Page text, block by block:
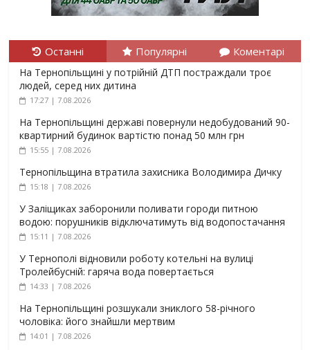
Останні Популярні Коментарі
На Тернопільщині у потрійній ДТП постраждали троє
людей, серед них дитина
17:27 | 7.08.2026
На Тернопільщині державі повернули недобудований 90-
квартирний будинок вартістю понад 50 млн грн
15:55 | 7.08.2026
Тернопільщина втратила захисника Володимира Дичку
15:18 | 7.08.2026
У Заліщиках заборонили поливати городи питною
водою: порушників відключатимуть від водопостачання
15:11 | 7.08.2026
У Тернополі відновили роботу котельні на вулиці
Тролейбусній: гаряча вода повертається
14:33 | 7.08.2026
На Тернопільщині розшукали зниклого 58-річного
чоловіка: його знайшли мертвим
14:01 | 7.08.2026